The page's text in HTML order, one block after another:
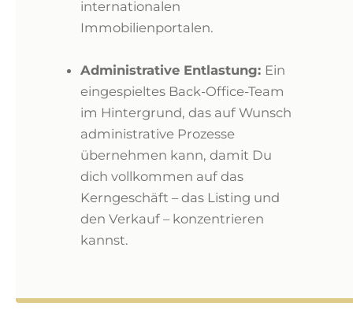
internationalen
Immobilienportalen.
Administrative Entlastung: Ein
eingespieltes Back-Office-Team
im Hintergrund, das auf Wunsch
administrative Prozesse
übernehmen kann, damit Du
dich vollkommen auf das
Kerngeschäft – das Listing und
den Verkauf – konzentrieren
kannst.